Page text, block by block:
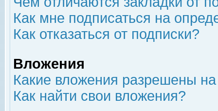
Как мне подписаться на
Как отказаться от подписки?
Вложения
Какие вложения разрешены
Как найти свои вложения?